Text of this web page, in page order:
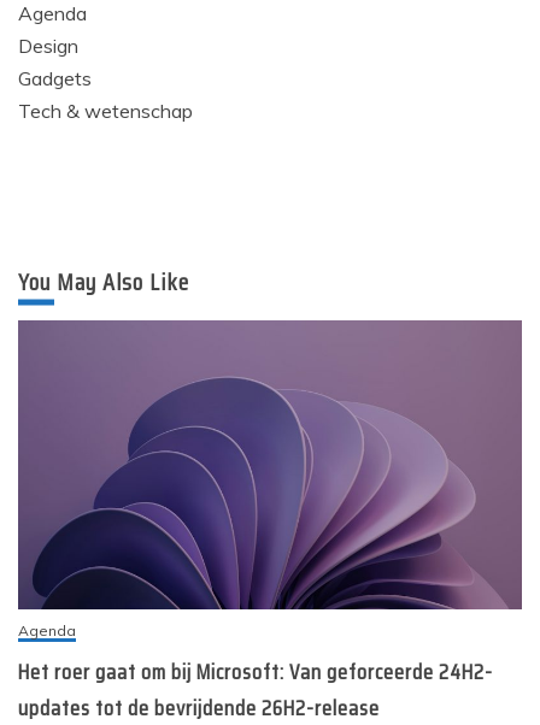
Agenda
Design
Gadgets
Tech & wetenschap
You May Also Like
Agenda
Het roer gaat om bij Microsoft: Van geforceerde 24H2-
updates tot de bevrijdende 26H2-release